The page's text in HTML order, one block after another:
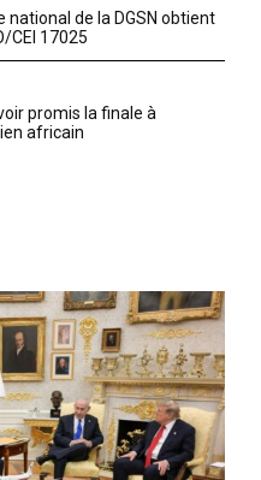
national de la DGSN obtient
CEI 17025
promis la finale à
africain